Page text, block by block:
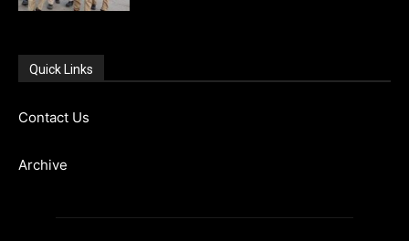
Quick Links
Contact Us
Archive